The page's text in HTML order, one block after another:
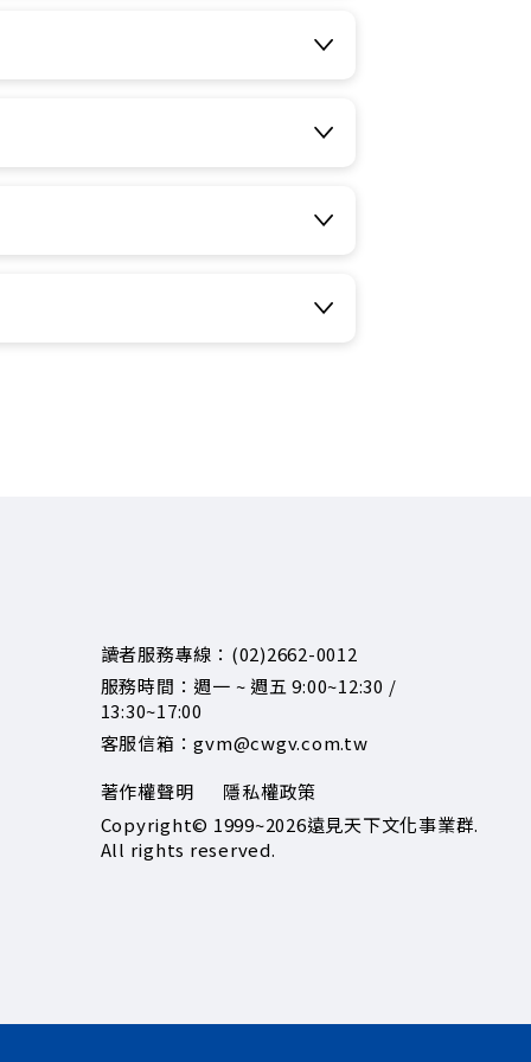
讀者服務專線：(02)2662-0012
服務時間：週一 ~ 週五 9:00~12:30 /
13:30~17:00
客服信箱：gvm@cwgv.com.tw
著作權聲明
隱私權政策
Copyright© 1999~2026遠見天下文化事業群.
All rights reserved.